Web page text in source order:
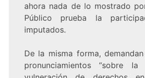
ahora nada de lo mostrado
Público prueba la
imputados.
De la misma forma,
pronunciamientos “sobre